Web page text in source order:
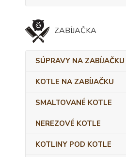
ZABÍJAČKA
SÚPRAVY NA ZABÍJAČKU
KOTLE NA ZABÍJAČKU
SMALTOVANÉ KOTLE
NEREZOVÉ KOTLE
KOTLINY POD KOTLE